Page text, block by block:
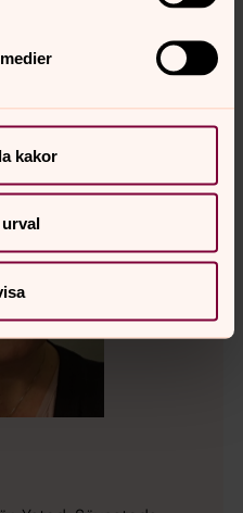
kakor